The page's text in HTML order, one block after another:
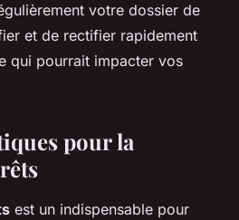
votre dossier de
et de rectifier rapidement
qui pourrait impacter vos
pour la
est un indispensable pour